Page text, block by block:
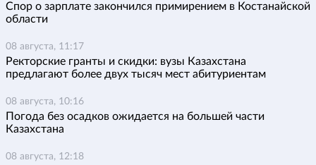
Спор о зарплате закончился примирением в Костанайской
области
08 августа, 11:17
Ректорские гранты и скидки: вузы Казахстана
предлагают более двух тысяч мест абитуриентам
08 августа, 10:16
Погода без осадков ожидается на большей части
Казахстана
08 августа, 12:18